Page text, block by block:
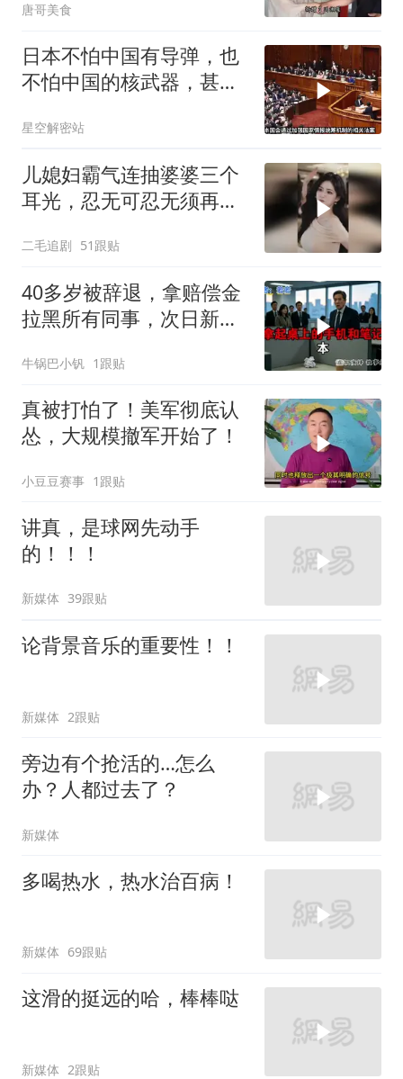
唐哥美食
日本不怕中国有导弹，也
不怕中国的核武器，甚至
星空解密站
儿媳妇霸气连抽婆婆三个
耳光，忍无可忍无须再
二毛追剧 51跟贴
40多岁被辞退，拿赔偿金
拉黑所有同事，次日新领
牛锅巴小钒 1跟贴
真被打怕了！美军彻底认
怂，大规模撤军开始了！
小豆豆赛事 1跟贴
讲真，是球网先动手
的！！！
新媒体 39跟贴
论背景音乐的重要性！！
新媒体 2跟贴
旁边有个抢活的…怎么
办？人都过去了？
新媒体
多喝热水，热水治百病！
新媒体 69跟贴
这滑的挺远的哈，棒棒哒
新媒体 2跟贴